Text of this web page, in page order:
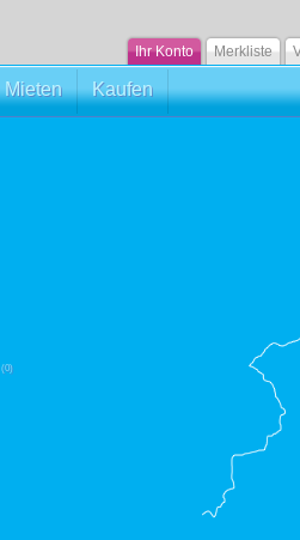
Ihr Konto Merkliste
Mieten Kaufen
(0)